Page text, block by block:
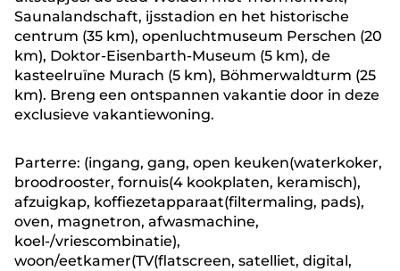
Saunalandschaft, ijsstadion en het historische
centrum (35 km), openluchtmuseum Perschen (20
km), Doktor-Eisenbarth-Museum (5 km), de
kasteelruïne Murach (5 km), Böhmerwaldturm (25
km). Breng een ontspannen vakantie door in deze
exclusieve vakantiewoning.
Parterre: (ingang, gang, open keuken(waterkoker,
broodrooster, fornuis(4 kookplaten, keramisch),
afzuigkap, koffiezetapparaat(filtermaling, pads),
oven, magnetron, afwasmachine,
koel-/vriescombinatie),
woon/eetkamer(TV(flatscreen, satelliet, digital,